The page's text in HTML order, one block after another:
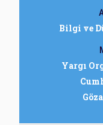
Bilgi ve
Yargı